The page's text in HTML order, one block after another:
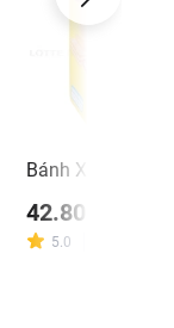
Bánh Xốp Phô
42.800 ₫
5.0